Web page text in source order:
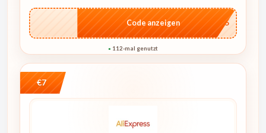
…go15
Code anzeigen
● 112-mal genutzt
€7